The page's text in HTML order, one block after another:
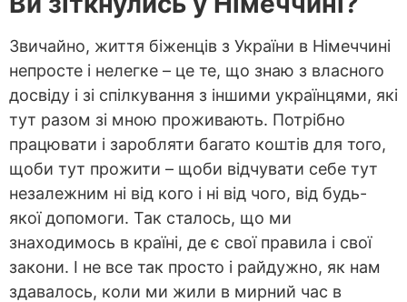
Звичайно, життя біженців з України в Німеччині
непросте і нелегке – це те, що знаю з власного
досвіду і зі спілкування з іншими українцями, які
тут разом зі мною проживають. Потрібно
працювати і заробляти багато коштів для того,
щоби тут прожити – щоби відчувати себе тут
незалежним ні від кого і ні від чого, від будь-
якої допомоги. Так сталось, що ми
знаходимось в країні, де є свої правила і свої
закони. І не все так просто і райдужно, як нам
здавалось, коли ми жили в мирний час в